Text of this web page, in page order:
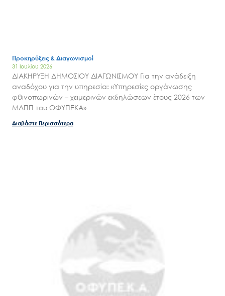
Ο.ΦΥ.ΠΕ.Κ.Α.
Νέα – Δημοσιότητα
Άξονες δράσης
Μ.Δ.Π.Π.
Εισιτήρια
Προκηρύξεις & Διαγωνισμοί
31 Ιουλίου 2026
ΔΙΑΚΗΡΥΞΗ ΔΗΜΟΣΙΟΥ ΔΙΑΓΩΝΙΣΜΟΥ Για την ανάδειξη
αναδόχου για την υπηρεσία: «Υπηρεσίες οργάνωσης
φθινοπωρινών – χειμερινών εκδηλώσεων έτους 2026 των
ΜΔΠΠ του ΟΦΥΠΕΚΑ»
Διαβάστε Περισσότερα